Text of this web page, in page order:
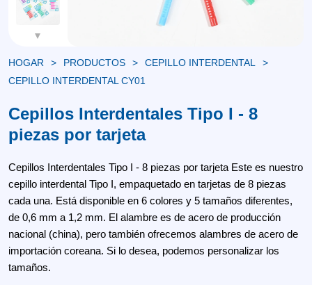
HOGAR PRODUCTOS
CEPILLO INTERDENTAL
CEPILLO INTERDENTAL CY01
Cepillos Interdentales Tipo I - 8
piezas por tarjeta
Cepillos Interdentales Tipo I - 8 piezas por tarjeta Este es nuestro
cepillo interdental Tipo I, empaquetado en tarjetas de 8 piezas
cada una. Está disponible en 6 colores y 5 tamaños diferentes,
de 0,6 mm a 1,2 mm. El alambre es de acero de producción
nacional (china), pero también ofrecemos alambres de acero de
importación coreana. Si lo desea, podemos personalizar los
tamaños.